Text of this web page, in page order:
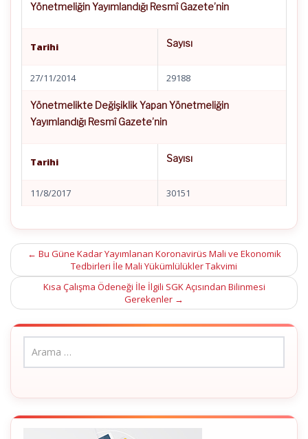
Yönetmeliğin Yayımlandığı Resmî Gazete’nin
Tarihi Sayısı
27/11/2014 29188
Yönetmelikte Değişiklik Yapan Yönetmeliğin
Yayımlandığı Resmî Gazete’nin
Tarihi Sayısı
11/8/2017 30151
Post
navigation
← Bu Güne Kadar Yayımlanan Koronavirüs Mali ve Ekonomik
Tedbirleri İle Mali Yükümlülükler Takvimi
Kısa Çalışma Ödeneği İle İlgili SGK Açısından Bilinmesi
Gerekenler →